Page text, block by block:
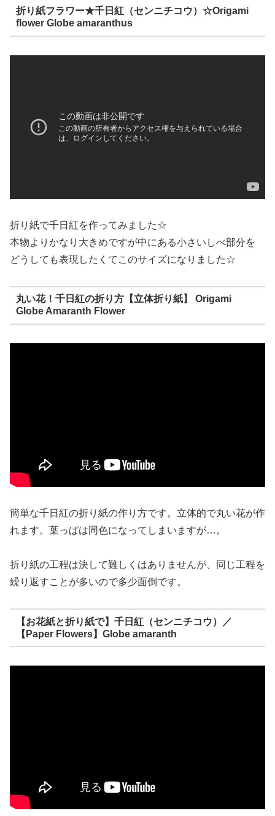
折り紙フラワー★千日紅（センニチコウ）☆Origami
flower Globe amaranthus
折り紙で千日紅を作ってみました☆
本物よりかなり大きめですが中にある小さいしべ部分を
どうしても表現したくてこのサイズになりました☆
丸い花！千日紅の折り方【立体折り紙】 Origami
Globe Amaranth Flower
簡単な千日紅の折り紙の作り方です。立体的で丸い花が作
れます。葉っぱは同色になってしまいますが…。
折り紙の工程は決して難しくはありませんが、同じ工程を
繰り返すことが多いので多少面倒です。
【お花紙と折り紙で】千日紅（センニチコウ）／
【Paper Flowers】Globe amaranth